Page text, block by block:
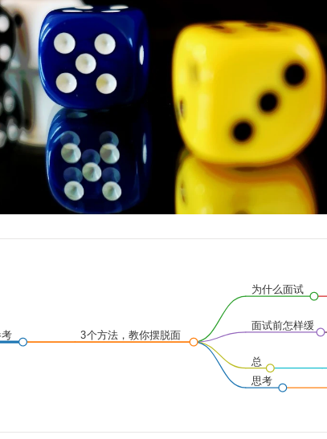
思考
总
结
面试前怎样缓
为什么面试
3个方法，教你摆脱面
考